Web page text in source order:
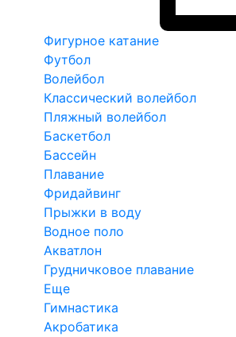
Фигурное катание
Футбол
Волейбол
Классический волейбол
Пляжный волейбол
Баскетбол
Бассейн
Плавание
Фридайвинг
Прыжки в воду
Водное поло
Акватлон
Грудничковое плавание
Еще
Гимнастика
Акробатика